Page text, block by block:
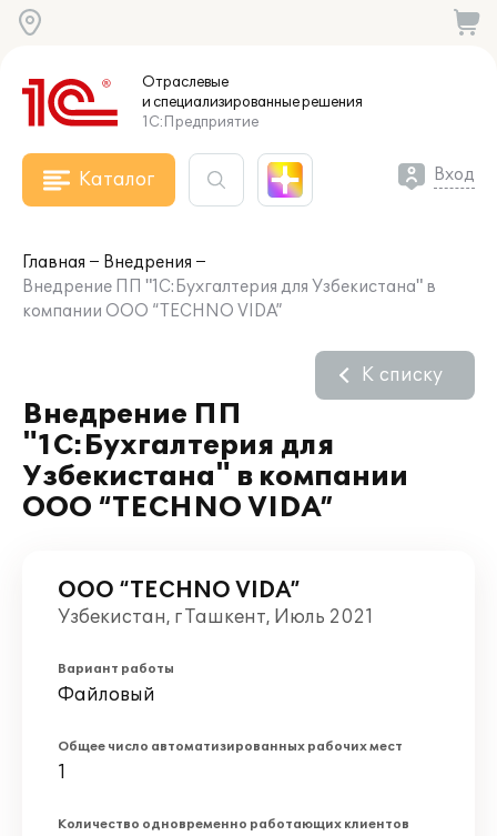
Отраслевые
и специализированныерешения
1С:Предприятие
Каталог Вход
Главная
Внедрения
Внедрение ПП "1C:Бухгалтерия для Узбекистана" в
компании OOO “TECHNO VIDA”
Внедрение ПП
"1C:Бухгалтерия для
Узбекистана" в компании
OOO “TECHNO VIDA”
К списку
OOO “TECHNO VIDA”
Узбекистан, г Ташкент, Июль 2021
Вариант работы
Файловый
Общее число автоматизированных рабочих мест
1
Количество одновременно работающих клиентов